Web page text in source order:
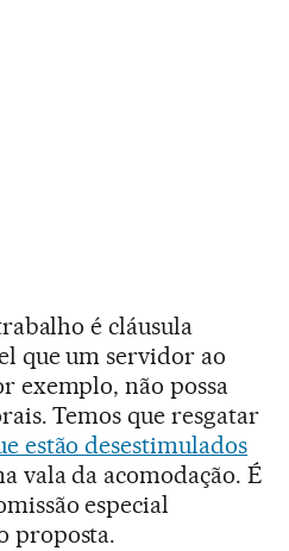
é cláusula
que um servidor ao
exemplo, não possa
Temos que resgatar
estão desestimulados
vala da acomodação. É
especial
proposta.